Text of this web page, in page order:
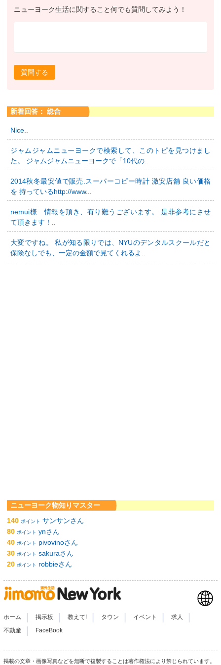
ニューヨーク生活に関すること何でも質問してみよう！
質問する
新着回答： 総合
Nice..
ジャムジャムニューヨークで検索して、このトピを見つけまし
た。 ジャムジャムニューヨークで「10代の..
2014秋冬最安値で販売.スーパーコピー時計 激安店舗 良い価格
を 持っているhttp://www...
nemui様 情報を頂き、有り難うございます。 是非参考にさせ
て頂きます！..
大変ですね。 私が知る限りでは、NYUのデンタルスクールだと
保険なしでも、一定の金額で見てくれるよ..
ニューヨーク物知りマスター
140 ポイント サンサンさん
80 ポイント ynさん
40 ポイント
pivovinoさん
30 ポイント sakuraさん
20 ポイント robbieさん
ホーム 掲示板 教えて! タウン イベント 求人
不動産 FaceBook
掲載の文章・画像写真などを無断で複製することは著作権法により禁じられています。